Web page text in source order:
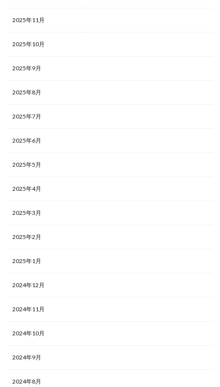
2025年11月
2025年10月
2025年9月
2025年8月
2025年7月
2025年6月
2025年5月
2025年4月
2025年3月
2025年2月
2025年1月
2024年12月
2024年11月
2024年10月
2024年9月
2024年8月